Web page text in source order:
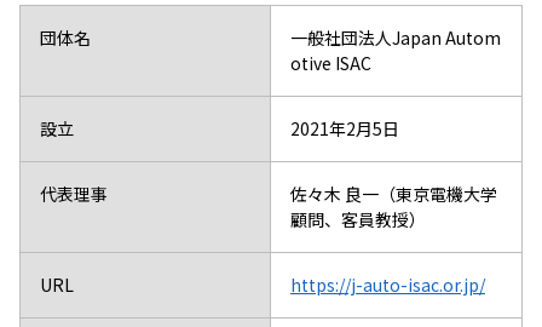
団体名
一般社団法人Japan Autom
otive ISAC
設立 2021年2月5日
代表理事
佐々木 良一（東京電機大学
顧問、客員教授）
URL https://j-auto-isac.or.jp/